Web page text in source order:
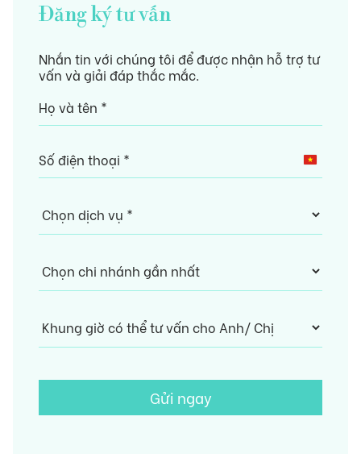
Đăng ký tư vấn
Nhắn tin với chúng tôi để được nhận hỗ trợ tư
vấn và giải đáp thắc mắc.
Vietnam
+84
Gửi ngay